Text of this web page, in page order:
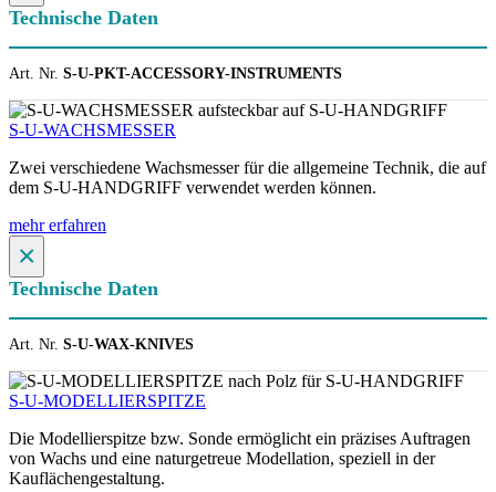
Technische Daten
Art. Nr. S-U-PKT-ACCESSORY-INSTRUMENTS
S-U-WACHSMESSER
Zwei verschiedene Wachsmesser für die allgemeine Technik, die auf
dem S-U-HANDGRIFF verwendet werden können.
mehr erfahren
×
Technische Daten
Art. Nr. S-U-WAX-KNIVES
S-U-MODELLIERSPITZE
Die Modellierspitze bzw. Sonde ermöglicht ein präzises Auftragen
von Wachs und eine naturgetreue Modellation, speziell in der
Kauflächengestaltung.